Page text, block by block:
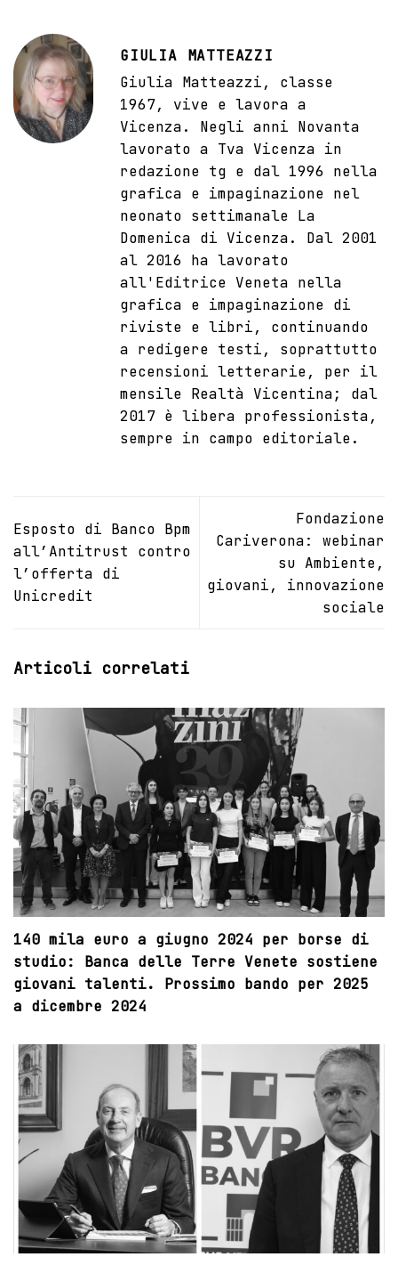
GIULIA MATTEAZZI
Giulia Matteazzi, classe
1967, vive e lavora a
Vicenza. Negli anni Novanta
lavorato a Tva Vicenza in
redazione tg e dal 1996 nella
grafica e impaginazione nel
neonato settimanale La
Domenica di Vicenza. Dal 2001
al 2016 ha lavorato
all'Editrice Veneta nella
grafica e impaginazione di
riviste e libri, continuando
a redigere testi, soprattutto
recensioni letterarie, per il
mensile Realtà Vicentina; dal
2017 è libera professionista,
sempre in campo editoriale.
Esposto di Banco Bpm
all’Antitrust contro
l’offerta di
Unicredit
Fondazione
Cariverona: webinar
su Ambiente,
giovani, innovazione
sociale
Articoli correlati
140 mila euro a giugno 2024 per borse di
studio: Banca delle Terre Venete sostiene
giovani talenti. Prossimo bando per 2025
a dicembre 2024